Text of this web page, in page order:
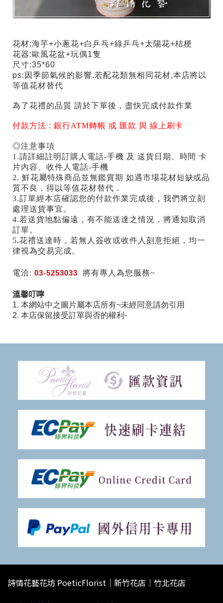
花材:海芋+小蔥花+白乒乓+綠乒乓+太陽花+桔梗
花器:歐風花盆+玩偶1隻
尺寸:35*60
ps:因季節氣候的影響.若配花類無相同花材,本店將以
等值花材替代
為了花禮的品質 請於下單後，盡快完成付款作業
付款方法 :銀行ATM轉帳 或 匯款 與 線上刷卡
◎注意事項
1.請詳細註明訂購人電話-手機 及 送貨日期、時間 卡
片內容、收件人電話-手機
2. 鮮花屬特殊商品並無鑑賞期 如遇市場花材短缺或品
質不良，得以等值花材替代．
3.訂單經本店確認您的付款作業完成後，我們將立刻
處理送貨事宜。
4.若送貨地點偏遠，有不能送達之情況，將通知取消
訂單。
5.花禮送達時，若無人簽收或收件人刻意拒絕，均一
律視為交易完成。
電洽:03-5253033 將有專人為您服務~
溫馨叮嚀
1. 本網站中之圖片屬本店所有~未經同意請勿引用
2. 本店保留接受訂單與否的權利-
詩情花藝花坊 PoeticFlorist｜新竹花店｜竹北花店